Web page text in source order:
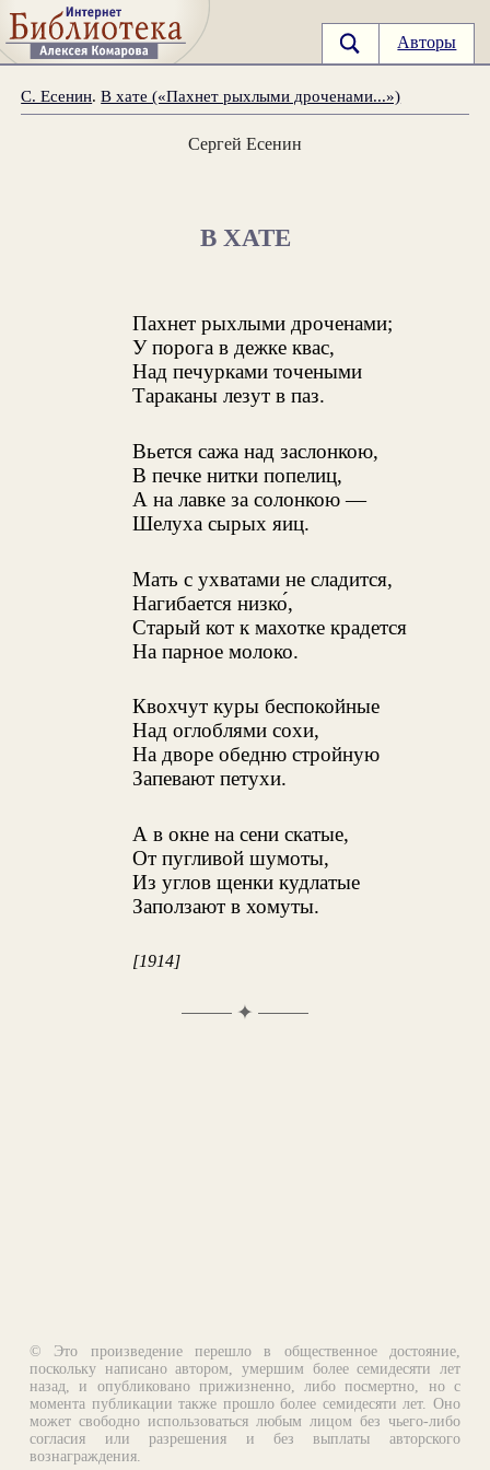
Авторы
С. Есенин.В хате («Пахнет рыхлыми дроченами...»)
Сергей Есенин
В ХАТЕ
Пахнет рыхлыми дроченами;
У порога в дежке квас,
Над печурками точеными
Тараканы лезут в паз.
Вьется сажа над заслонкою,
В печке нитки попелиц,
А на лавке за солонкою —
Шелуха сырых яиц.
Мать с ухватами не сладится,
Нагибается низко́,
Старый кот к махотке крадется
На парное молоко.
Квохчут куры беспокойные
Над оглоблями сохи,
На дворе обедню стройную
Запевают петухи.
А в окне на сени скатые,
От пугливой шумоты,
Из углов щенки кудлатые
Заползают в хомуты.
[1914]
✦
© Это произведение перешло в общественное достояние,
поскольку написано автором, умершим более семидесяти лет
назад, и опубликовано прижизненно, либо посмертно, но с
момента публикации также прошло более семидесяти лет. Оно
может свободно использоваться любым лицом без чьего-либо
согласия или разрешения и без выплаты авторского
вознаграждения.